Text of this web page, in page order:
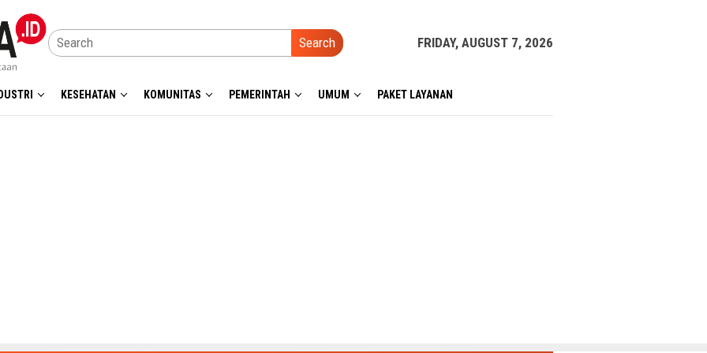
Search FRIDAY, AUGUST 7, 2026
KESEHATAN KOMUNITAS PEMERINTAH UMUM PAKET LAYANAN